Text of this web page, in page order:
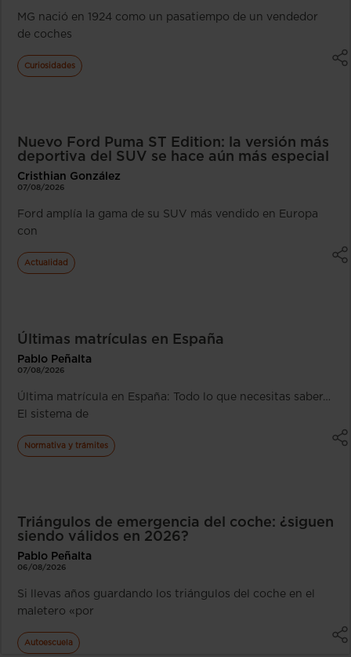
MG nació en 1924 como un pasatiempo de un vendedor
de coches
Curiosidades
Nuevo Ford Puma ST Edition: la versión más
deportiva del SUV se hace aún más especial
Cristhian González
07/08/2026
Ford amplía la gama de su SUV más vendido en Europa
con
Actualidad
Últimas matrículas en España
Pablo Peñalta
07/08/2026
Última matrícula en España: Todo lo que necesitas saber…
El sistema de
Normativa y trámites
Triángulos de emergencia del coche: ¿siguen
siendo válidos en 2026?
Pablo Peñalta
06/08/2026
Si llevas años guardando los triángulos del coche en el
maletero «por
Autoescuela